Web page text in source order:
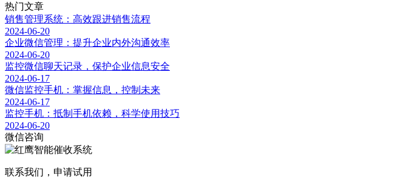
热门文章
销售管理系统：高效跟进销售流程
2024-06-20
企业微信管理：提升企业内外沟通效率
2024-06-20
监控微信聊天记录，保护企业信息安全
2024-06-17
微信监控手机：掌握信息，控制未来
2024-06-17
监控手机：抵制手机依赖，科学使用技巧
2024-06-20
微信咨询
联系我们，申请试用